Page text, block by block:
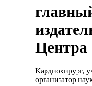
Центра
Кардиохирург,
организатор